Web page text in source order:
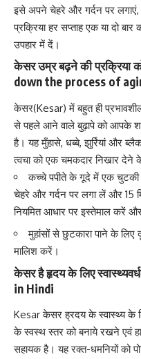
इसे अपने चेहरे और गर्दन पर
प्रक्रिया हर सप्ताह एक या दो
उपहार में दें।
केसर उम्र बढ़ने की प्रक्रिया
down the process of
केसर(Kesar) में बहुत ही
से पहले आने वाले बुढ़ापे को आपके
है। यह मुँहासे, धब्बे, झुर्रियां और
त्वचा को एक चमकदार निखार देने
कच्चे पपीते के गूदे में एक
चेहरे और गर्दन पर लगा लें और 15
नियमित आधार पर इस्तेमाल करें और
मुहांसों से छुटकारा पाने के लिए
मालिश करें।
केसर है हृदय के लिए
in Hindi
Kesar केसरह्रदय के स्वास्थ्य के
के स्वस्थ स्तर को बनाये रखने एवं
सहायक है। यह रक्त-धमनियों को